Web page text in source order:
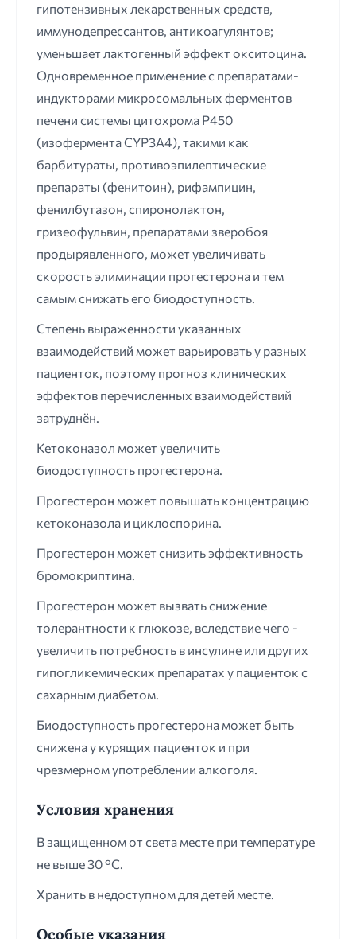
гипотензивных лекарственных средств,
иммунодепрессантов, антикоагулянтов;
уменьшает лактогенный эффект окситоцина.
Одновременное применение с препаратами-
индукторами микросомальных ферментов
печени системы цитохрома Р450
(изофермента CYP3A4), такими как
барбитураты, противоэпилептические
препараты (фенитоин), рифампицин,
фенилбутазон, спиронолактон,
гризеофульвин, препаратами зверобоя
продырявленного, может увеличивать
скорость элиминации прогестерона и тем
самым снижать его биодоступность.
Степень выраженности указанных
взаимодействий может варьировать у разных
пациенток, поэтому прогноз клинических
эффектов перечисленных взаимодействий
затруднён.
Кетоконазол может увеличить
биодоступность прогестерона.
Прогестерон может повышать концентрацию
кетоконазола и циклоспорина.
Прогестерон может снизить эффективность
бромокриптина.
Прогестерон может вызвать снижение
толерантности к глюкозе, вследствие чего -
увеличить потребность в инсулине или других
гипогликемических препаратах у пациенток с
сахарным диабетом.
Биодоступность прогестерона может быть
снижена у курящих пациенток и при
чрезмерном употреблении алкоголя.
Условия хранения
В защищенном от света месте при температуре
не выше 30 °С.
Хранить в недоступном для детей месте.
Особые указания